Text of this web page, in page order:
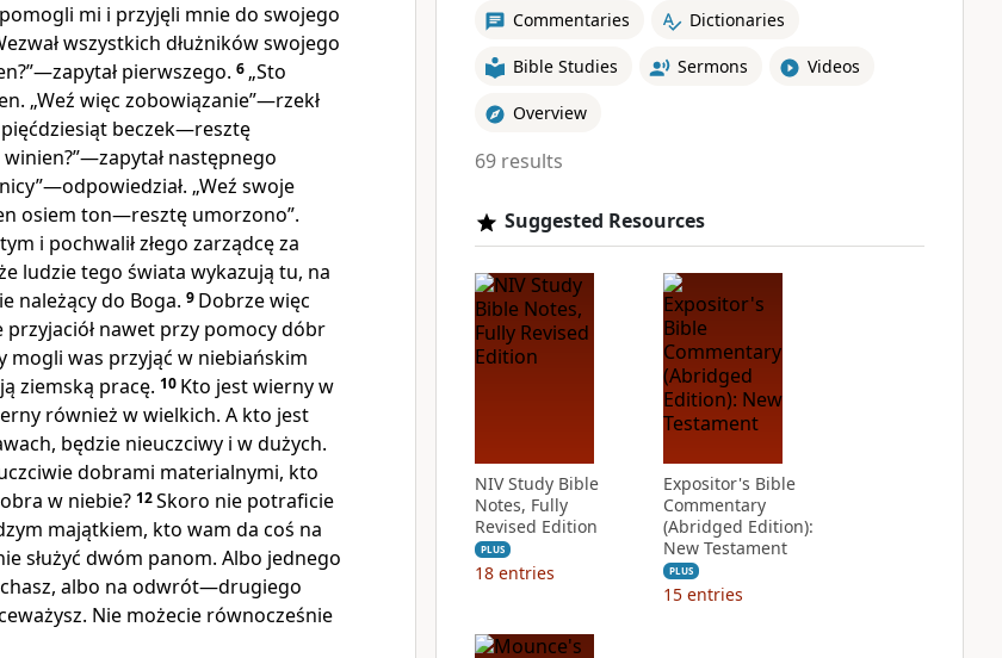
mi i przyjęli mnie do swojego
wszystkich dłużników swojego
pierwszego. 6 „Sto
„Weź więc zobowiązanie”—rzekł
beczek—resztę
winien?”—zapytał następnego
„Weź swoje
osiem ton—resztę umorzono”.
i pochwalił złego zarządcę za
ludzie tego świata wykazują tu, na
należący do Boga. 9 Dobrze więc
nawet przy pomocy dóbr
mogli was przyjąć w niebiańskim
ziemską pracę. 10 Kto jest wierny w
również w wielkich. A kto jest
będzie nieuczciwy i w dużych.
dobrami materialnymi, kto
w niebie? 12Skoro nie potraficie
majątkiem, kto wam da coś na
służyć dwóm panom. Albo jednego
albo na odwrót—drugiego
Nie możecie równocześnie
Commentaries Dictionaries
Bible Studies Sermons Videos
Overview
69 results
Suggested Resources
NIV Study Bible
Notes, Fully
Revised Edition
PLUS
18 entries
Expositor's Bible
Commentary
(Abridged Edition):
New Testament
PLUS
15 entries